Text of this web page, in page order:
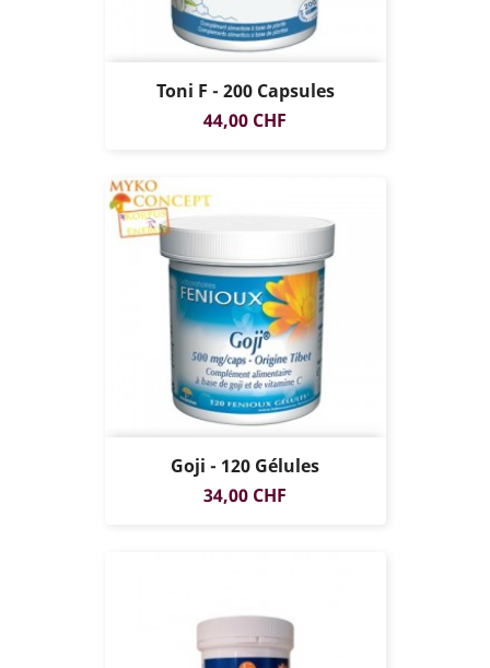
Toni F - 200 Capsules
Prix
44,00 CHF
Goji - 120 Gélules
Prix
34,00 CHF